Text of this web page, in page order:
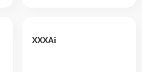
XXXAi